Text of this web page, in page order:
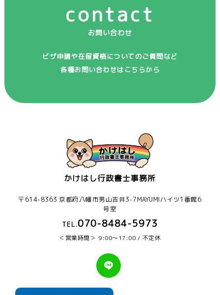
contact
お問い合わせ
ビザ申請や在留資格についてのご質問など
各種お問い合わせはこちらから
かけはし行政書士事務所
〒614-8363 京都府八幡市男山吉井3-7MAYUMIハイツ1番館6
号室
TEL.070-8484-5973
営業時間 9:00〜17:00 / 不定休